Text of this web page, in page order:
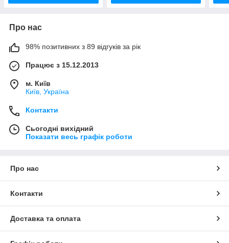
Про нас
98% позитивних з 89 відгуків за рік
Працює з 15.12.2013
м. Київ
Київ, Україна
Контакти
Сьогодні вихідний
Показати весь графік роботи
Про нас
Контакти
Доставка та оплата